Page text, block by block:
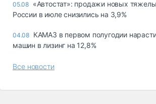
05.08 «Автостат»: продажи новых
России в июле снизились на 3,9%
04.08 КАМАЗ в первом полугодии
машин в лизинг на 12,8%
Все новости